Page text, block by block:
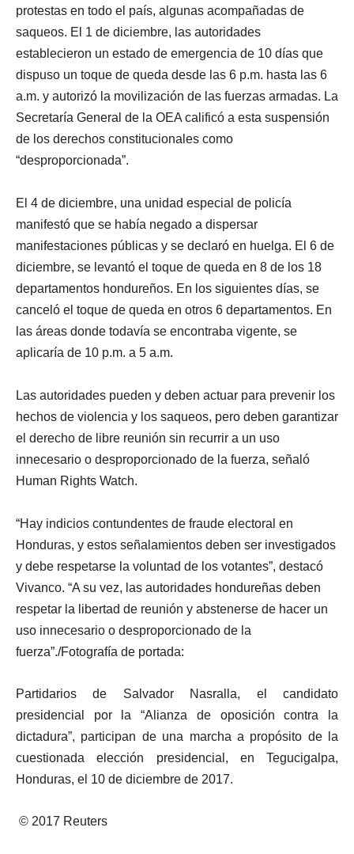
protestas en todo el país, algunas acompañadas de
saqueos. El 1 de diciembre, las autoridades
establecieron un estado de emergencia de 10 días que
dispuso un toque de queda desde las 6 p.m. hasta las 6
a.m. y autorizó la movilización de las fuerzas armadas. La
Secretaría General de la OEA calificó a esta suspensión
de los derechos constitucionales como
“desproporcionada”.
El 4 de diciembre, una unidad especial de policía
manifestó que se había negado a dispersar
manifestaciones públicas y se declaró en huelga. El 6 de
diciembre, se levantó el toque de queda en 8 de los 18
departamentos hondureños. En los siguientes días, se
canceló el toque de queda en otros 6 departamentos. En
las áreas donde todavía se encontraba vigente, se
aplicaría de 10 p.m. a 5 a.m.
Las autoridades pueden y deben actuar para prevenir los
hechos de violencia y los saqueos, pero deben garantizar
el derecho de libre reunión sin recurrir a un uso
innecesario o desproporcionado de la fuerza, señaló
Human Rights Watch.
“Hay indicios contundentes de fraude electoral en
Honduras, y estos señalamientos deben ser investigados
y debe respetarse la voluntad de los votantes”, destacó
Vivanco. “A su vez, las autoridades hondureñas deben
respetar la libertad de reunión y abstenerse de hacer un
uso innecesario o desproporcionado de la
fuerza”./Fotografía de portada:
Partidarios de Salvador Nasralla, el candidato
presidencial por la “Alianza de oposición contra la
dictadura”, participan de una marcha a propósito de la
cuestionada elección presidencial, en Tegucigalpa,
Honduras, el 10 de diciembre de 2017.
© 2017 Reuters